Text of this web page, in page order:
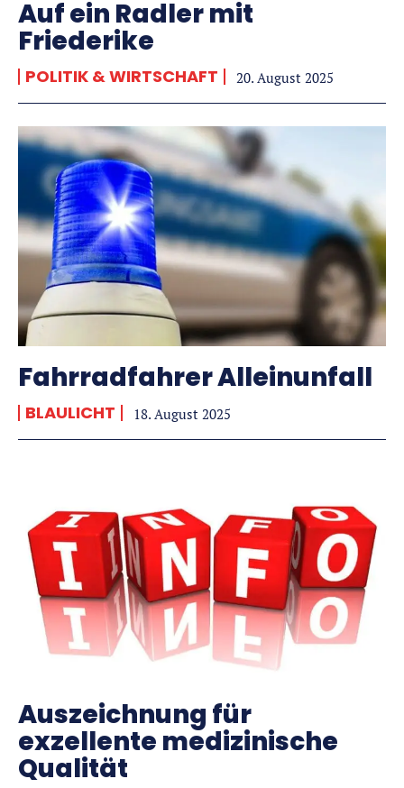
Auf ein Radler mit
Friederike
POLITIK & WIRTSCHAFT 20. August 2025
Fahrradfahrer Alleinunfall
BLAULICHT 18. August 2025
Auszeichnung für
exzellente medizinische
Qualität